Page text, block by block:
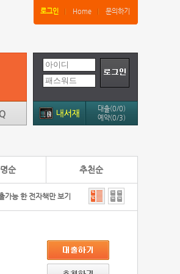
로그인 Home 문의하기
대출(0/0)
예약(0/3)
순 추천순
가능 한 전자책만 보기